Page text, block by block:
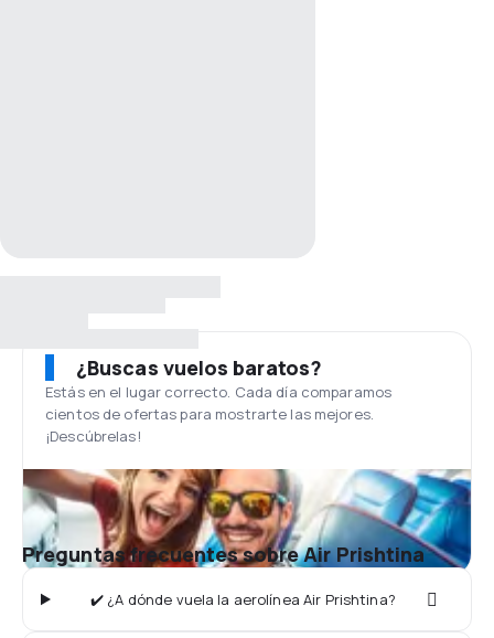
¿Buscas vuelos baratos?
Estás en el lugar correcto. Cada día comparamos
cientos de ofertas para mostrarte las mejores.
¡Descúbrelas!
Preguntas frecuentes sobre Air Prishtina
✔️ ¿A dónde vuela la aerolínea Air Prishtina?